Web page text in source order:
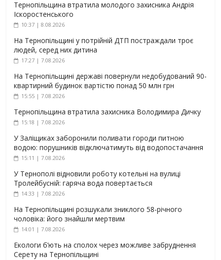
Тернопільщина втратила молодого захисника Андрія
Іскоростенського
10:37 | 8.08.2026
На Тернопільщині у потрійній ДТП постраждали троє
людей, серед них дитина
17:27 | 7.08.2026
На Тернопільщині державі повернули недобудований 90-
квартирний будинок вартістю понад 50 млн грн
15:55 | 7.08.2026
Тернопільщина втратила захисника Володимира Дичку
15:18 | 7.08.2026
У Заліщиках заборонили поливати городи питною
водою: порушників відключатимуть від водопостачання
15:11 | 7.08.2026
У Тернополі відновили роботу котельні на вулиці
Тролейбусній: гаряча вода повертається
14:33 | 7.08.2026
На Тернопільщині розшукали зниклого 58-річного
чоловіка: його знайшли мертвим
14:01 | 7.08.2026
Екологи б’ють на сполох через можливе забруднення
Серету на Тернопільщині